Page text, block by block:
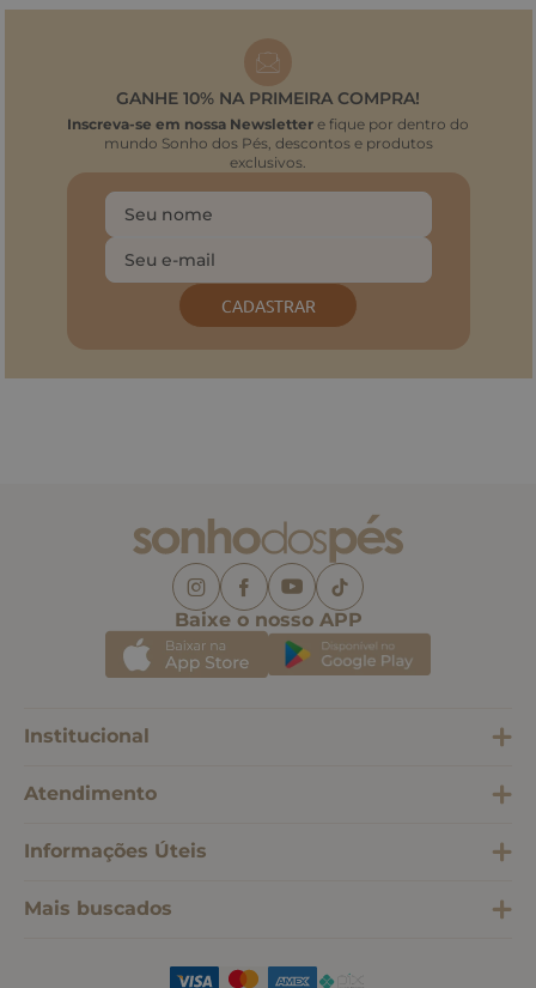
GANHE 10% NA PRIMEIRA COMPRA!
Inscreva-se em nossa Newsletter e fique por dentro do
mundo Sonho dos Pés, descontos e produtos
exclusivos.
CADASTRAR
Baixe o nosso APP
Institucional
Atendimento
Informações Úteis
Mais buscados